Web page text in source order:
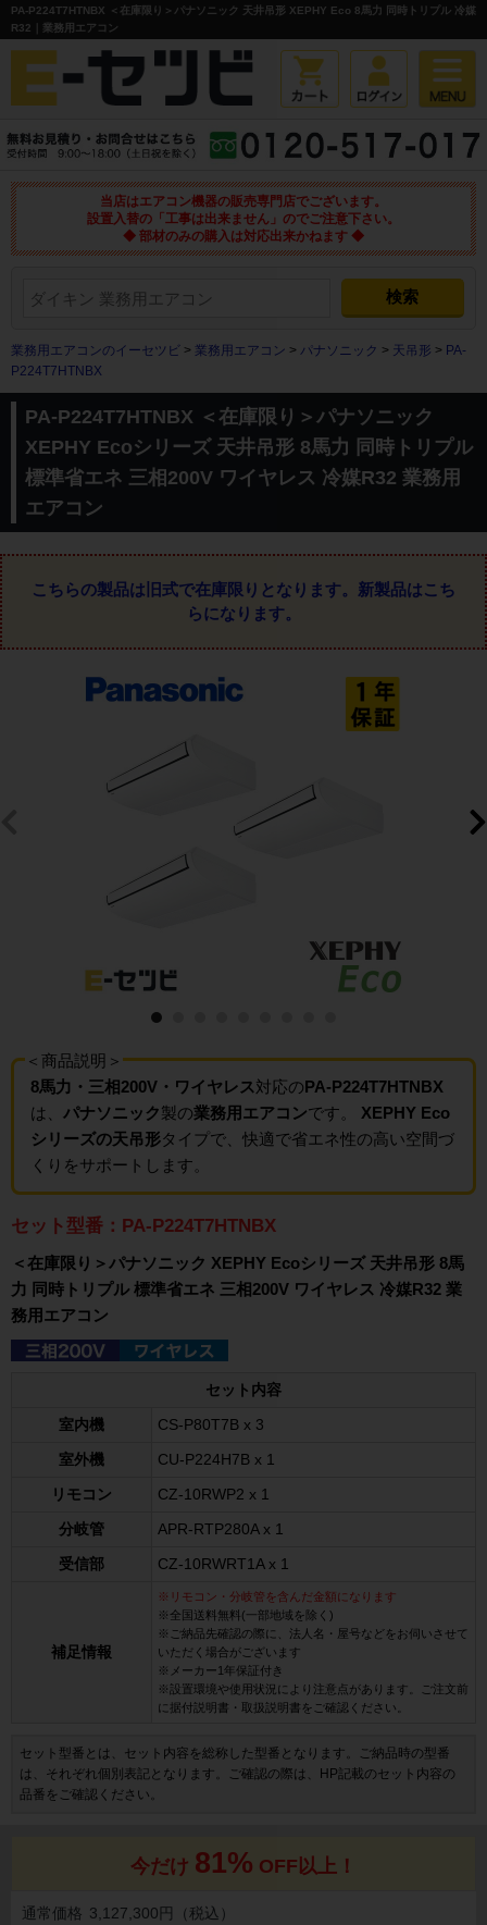
PA-P224T7HTNBX ＜在庫限り＞パナソニック 天井吊形 XEPHY Eco 8馬力 同時トリプル 冷媒
R32｜業務用エアコン
当店はエアコン機器の販売専門店でございます。
設置入替の「工事は出来ません」のでご注意下さい。
◆ 部材のみの購入は対応出来かねます ◆
業務用エアコンのイーセツビ > 業務用エアコン > パナソニック > 天吊形 > PA-
P224T7HTNBX
PA-P224T7HTNBX ＜在庫限り＞パナソニック
XEPHY Ecoシリーズ 天井吊形 8馬力 同時トリプル
標準省エネ 三相200V ワイヤレス 冷媒R32 業務用
エアコン
こちらの製品は旧式で在庫限りとなります。 新製品はこち
らになります。
＜商品説明＞
8馬力・三相200V・ワイヤレス対応のPA-P224T7HTNBX
は、 パナソニック製の業務用エアコンです。 XEPHY Eco
シリーズの天吊形タイプで、快適で省エネ性の高い空間づ
くりをサポートします。
セット型番：PA-P224T7HTNBX
＜在庫限り＞パナソニック XEPHY Ecoシリーズ 天井吊形 8馬
力 同時トリプル 標準省エネ 三相200V ワイヤレス 冷媒R32 業
務用エアコン
セット内容
室内機 CS-P80T7B x 3
室外機 CU-P224H7B x 1
リモコン CZ-10RWP2 x 1
分岐管 APR-RTP280A x 1
受信部 CZ-10RWRT1A x 1
補足情報
※リモコン・分岐管を含んだ金額になります
※全国送料無料(一部地域を除く)
※ご納品先確認の際に、法人名・屋号などをお伺いさせて
いただく場合がございます
※メーカー1年保証付き
※設置環境や使用状況により注意点があります。ご注文前
に据付説明書・取扱説明書をご確認ください。
セット型番とは、セット内容を総称した型番となります。ご納品時の型番
は、それぞれ個別表記となります。ご確認の際は、HP記載のセット内容の
品番をご確認ください。
今だけ 81% OFF以上！
通常価格 3,127,300円（税込）